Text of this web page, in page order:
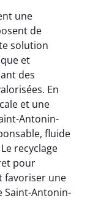
une
de
solution
et
des
En
et une
Antonin-
fluide
recyclage
pour
favoriser une
Saint-Antonin-